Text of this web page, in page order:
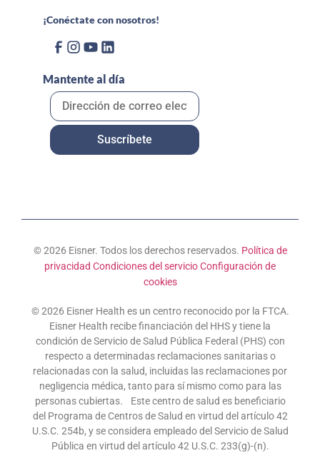
¡Conéctate con nosotros!
Mantente al día
© 2026 Eisner. Todos los derechos reservados. Política de
privacidad Condiciones del servicioConfiguración de
cookies
© 2026 Eisner Health es un centro reconocido por la FTCA.
Eisner Health recibe financiación del HHS y tiene la
condición de Servicio de Salud Pública Federal (PHS) con
respecto a determinadas reclamaciones sanitarias o
relacionadas con la salud, incluidas las reclamaciones por
negligencia médica, tanto para sí mismo como para las
personas cubiertas. Este centro de salud es beneficiario
del Programa de Centros de Salud en virtud del artículo 42
U.S.C. 254b, y se considera empleado del Servicio de Salud
Pública en virtud del artículo 42 U.S.C. 233(g)-(n).